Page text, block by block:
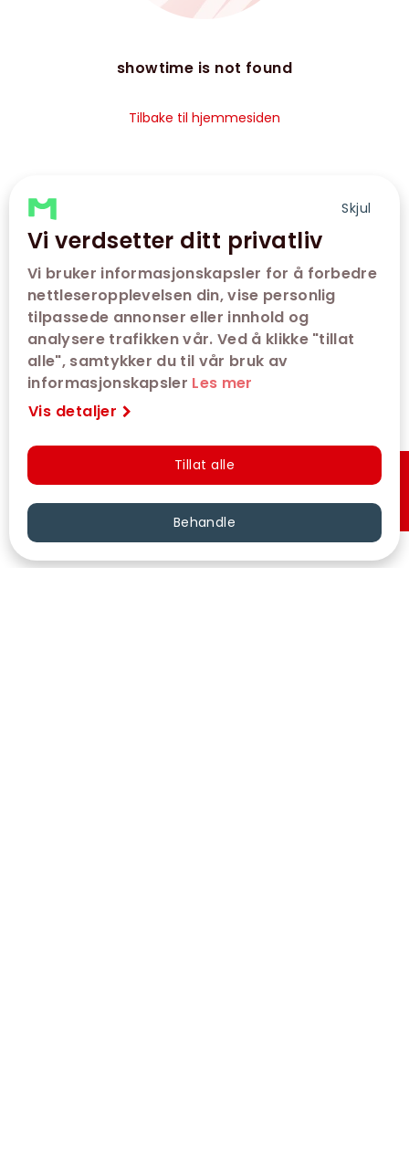
Skjul
Vi verdsetter ditt privatliv
Vi bruker informasjonskapsler for å forbedre
nettleseropplevelsen din, vise personlig
tilpassede annonser eller innhold og
analysere trafikken vår. Ved å klikke "tillat
alle", samtykker du til vår bruk av
informasjonskapsler Les mer
Vis detaljer
Tillat alle
Behandle
showtime is not found
Tilbake til hjemmesiden
Hurtigkjøp